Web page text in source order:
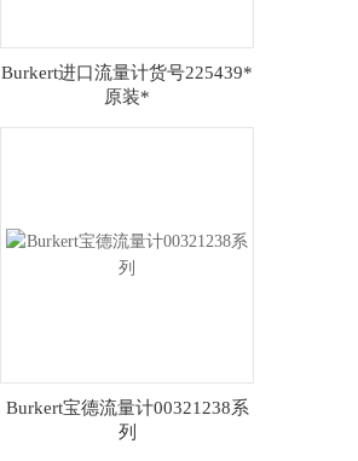
Burkert进口流量计货号225439*
原装*
Burkert宝德流量计00321238系
列